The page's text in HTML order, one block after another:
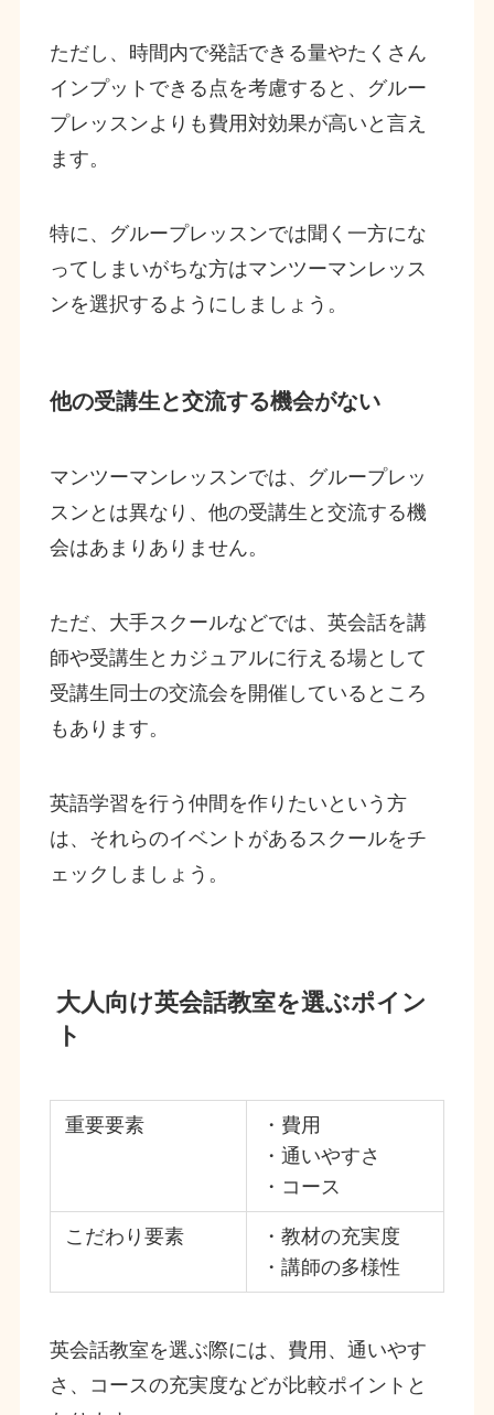
ただし、時間内で発話できる量やたくさん
インプットできる点を考慮すると、グルー
プレッスンよりも費用対効果が高いと言え
ます。
特に、グループレッスンでは聞く一方にな
ってしまいがちな方はマンツーマンレッス
ンを選択するようにしましょう。
他の受講生と交流する機会がない
マンツーマンレッスンでは、グループレッ
スンとは異なり、他の受講生と交流する機
会はあまりありません。
ただ、大手スクールなどでは、英会話を講
師や受講生とカジュアルに行える場として
受講生同士の交流会を開催しているところ
もあります。
英語学習を行う仲間を作りたいという方
は、それらのイベントがあるスクールをチ
ェックしましょう。
大人向け英会話教室を選ぶポイン
ト
重要要素
・費用
・通いやすさ
・コース
こだわり要素
・教材の充実度
・講師の多様性
英会話教室を選ぶ際には、費用、通いやす
さ、コースの充実度などが比較ポイントと